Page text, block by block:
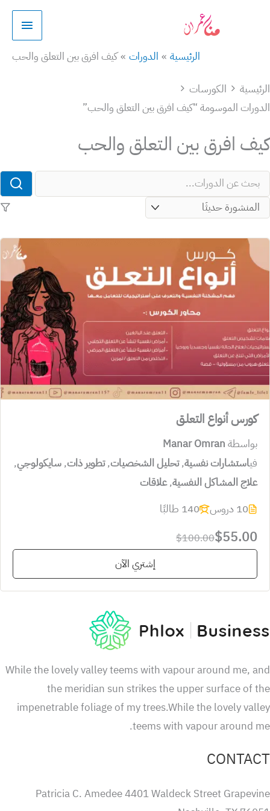
القائمة
الرئيسية
الرئيسية الدورات كيف افرق بين التعلق والحب
الكورسات
الموسومة “كيف افرق بين التعلق والحب”
افرق بين التعلق والحب
كورس أنواع التعلـق
بواسطةManar Omran
استشارات نفسية,تحليل الشخصيات,تطوير ذات,سايكولوجي,
علاج المشاكل النفسية,علاقات
10 دروس
140 طالبًا
$100.00$55.00
إشتري الآن
While the lovely valley teems with vapour around me,
the meridian sun strikes the upper surface of
impenetrable foliage of my trees.While the lovely
teems with vapour around
Patricia C. Amedee 4401 Waldeck Street